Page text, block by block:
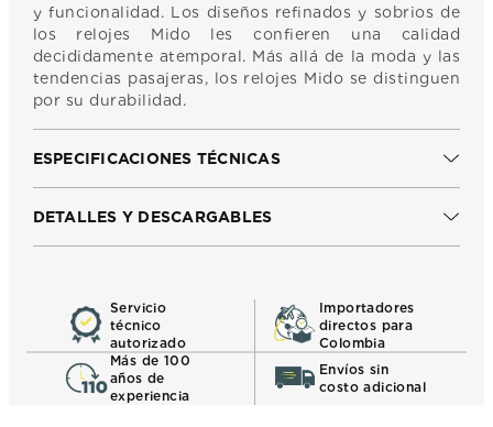
y funcionalidad. Los diseños refinados y sobrios de
los relojes Mido les confieren una calidad
decididamente atemporal. Más allá de la moda y las
tendencias pasajeras, los relojes Mido se distinguen
por su durabilidad.
ESPECIFICACIONES TÉCNICAS
DETALLES Y DESCARGABLES
Servicio
técnico
autorizado
Importadores
directos para
Colombia
Más de 100
años de
experiencia
Envíos sin
costo adicional